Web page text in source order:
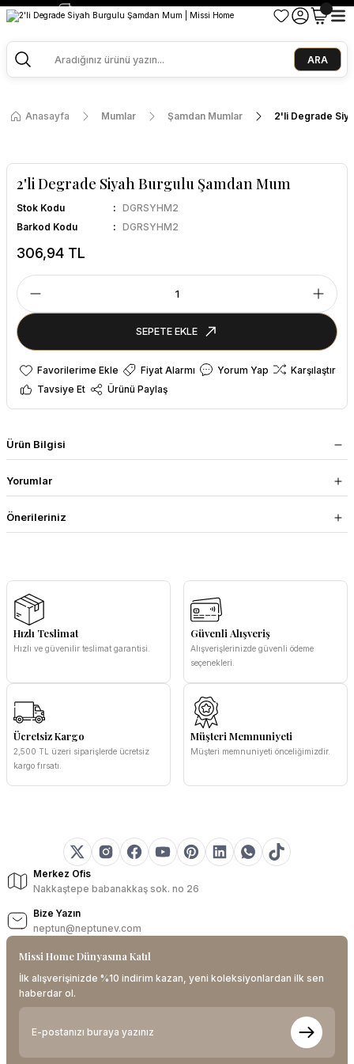
2500 TL ve Üzeri Alışverişlerde Kargo Bedava!
ARA
Anasayfa Mumlar Şamdan Mumlar 2'li Degrade
2'li Degrade Siyah Burgulu Şamdan Mum
Stok Kodu
DGRSYHM2
Barkod Kodu
DGRSYHM2
306,94 TL
SEPETE EKLE
Fiyat Alarmı Yorum Yap
Karşılaştır
Tavsiye Et
Ürünü Paylaş
Ürün Bilgisi
Yorumlar
Önerileriniz
Hızlı Teslimat
Hızlı ve güvenilir teslimat garantisi.
Güvenli Alışveriş
Alışverişlerinizde güvenli ödeme
seçenekleri.
Ücretsiz Kargo
2,500 TL üzeri siparişlerde ücretsiz
kargo fırsatı.
Müşteri Memnuniyeti
Müşteri memnuniyeti önceliğimizdir.
Merkez Ofis
Nakkaştepe babanakkaş sok. no 26
Bize Yazın
neptun@neptunev.com
Missi Home Dünyasına Katıl
İlk alışverişinizde %10 indirim kazan, yeni koleksiyonlardan ilk sen
haberdar ol.